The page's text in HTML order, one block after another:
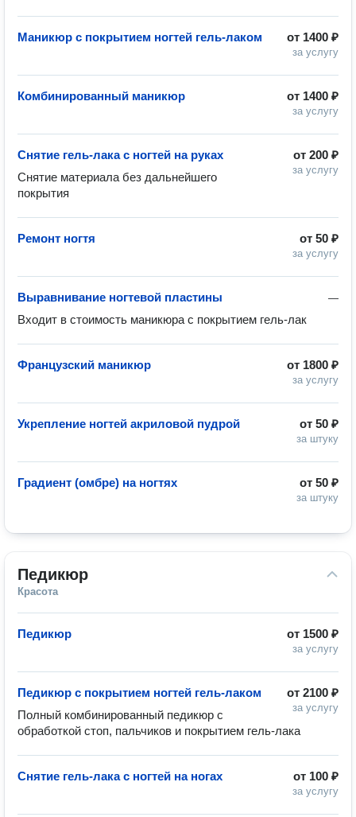
от 1400 ₽
за услугу
Маникюр с покрытием ногтей гель-лаком
от 1400 ₽
за услугу
Комбинированный маникюр
от 200 ₽
за услугу
Снятие гель-лака с ногтей на руках
Снятие материала без дальнейшего
покрытия
от 50 ₽
за услугу
Ремонт ногтя
—
Выравнивание ногтевой пластины
Входит в стоимость маникюра с покрытием гель-лак
от 1800 ₽
за услугу
Французский маникюр
от 50 ₽
за штуку
Укрепление ногтей акриловой пудрой
от 50 ₽
за штуку
Градиент (омбре) на ногтях
Педикюр
Красота
от 1500 ₽
за услугу
Педикюр
от 2100 ₽
за услугу
Педикюр с покрытием ногтей гель-лаком
Полный комбинированный педикюр с
обработкой стоп, пальчиков и покрытием гель-лака
от 100 ₽
за услугу
Снятие гель-лака с ногтей на ногах